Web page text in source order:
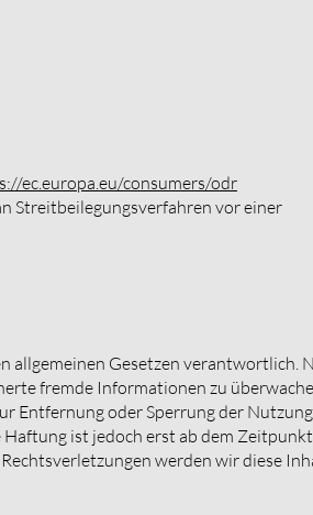
ec.europa.eu/consumers/odr
Streitbeilegungsverfahren vor einer
allgemeinen Gesetzen verantwortlich.
fremde Informationen zu
Entfernung oder Sperrung der
ist jedoch erst ab dem
werden wir diese